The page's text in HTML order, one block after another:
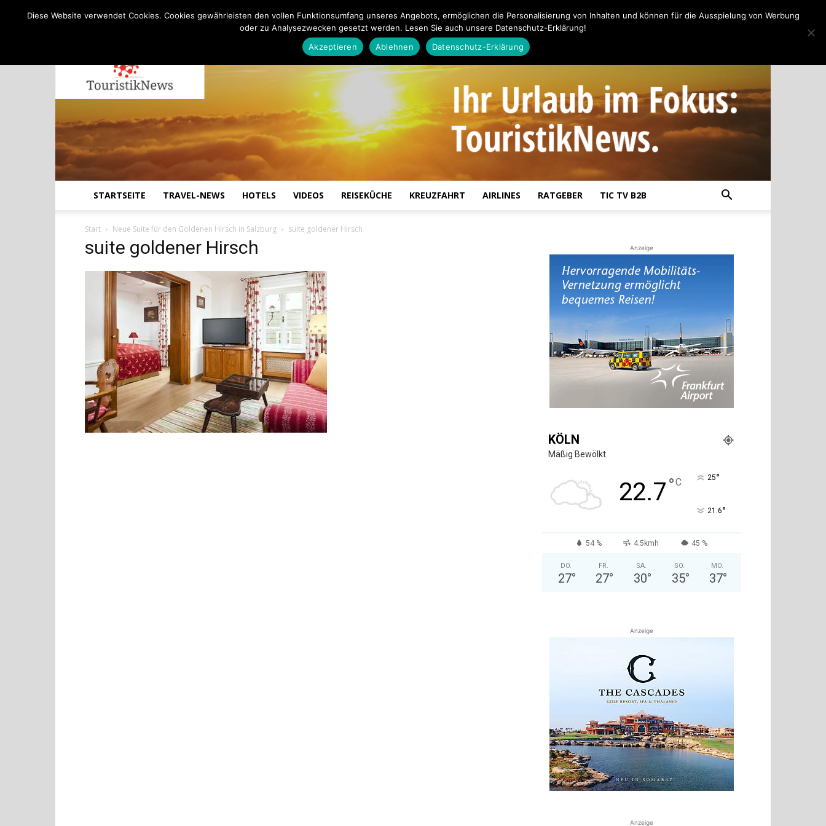
STARTSEITE TRAVEL-NEWS HOTELS VIDEOS REISEKÜCHE KREUZFAHRT AIRLINES RATGEBER TIC TV B2B
Start Neue Suite für den Goldenen Hirsch in Salzburg suite goldener Hirsch
suite goldener Hirsch Anzeige
KÖLN
Mäßig Bewölkt
22.7°C 25°
21.6°
54 % 4.5kmh 45 %
DO.
27°
FR.
27°
SA.
30°
SO.
35°
MO.
37°
Anzeige
Anzeige
Diese Website verwendet Cookies. Cookies gewährleisten den vollen Funktionsumfang unseres Angebots, ermöglichen die Personalisierung von Inhalten und können für die Ausspielung von Werbung
oder zu Analysezwecken gesetzt werden. Lesen Sie auch unsere Datenschutz-Erklärung!
Akzeptieren
Ablehnen Datenschutz-Erklärung